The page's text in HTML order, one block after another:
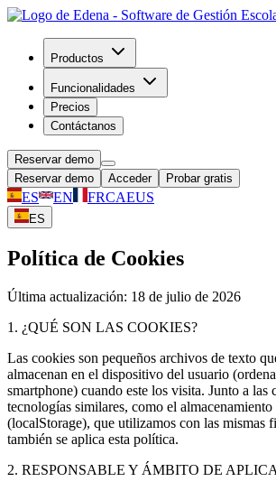
Productos
Funcionalidades
Precios
Contáctanos
Reservar demo
Reservar demo
Acceder Probar gratis
ES EN FRCAEUS
ES
Política de Cookies
Última actualización: 18 de julio de 2026
1. ¿QUÉ SON LAS COOKIES?
Las cookies son pequeños archivos de texto
almacenan en el dispositivo del usuario
smartphone) cuando este los visita. Junto a las
tecnologías similares, como el
(localStorage), que utilizamos con las mismas
también se aplica esta política.
2. RESPONSABLE Y ÁMBITO DE